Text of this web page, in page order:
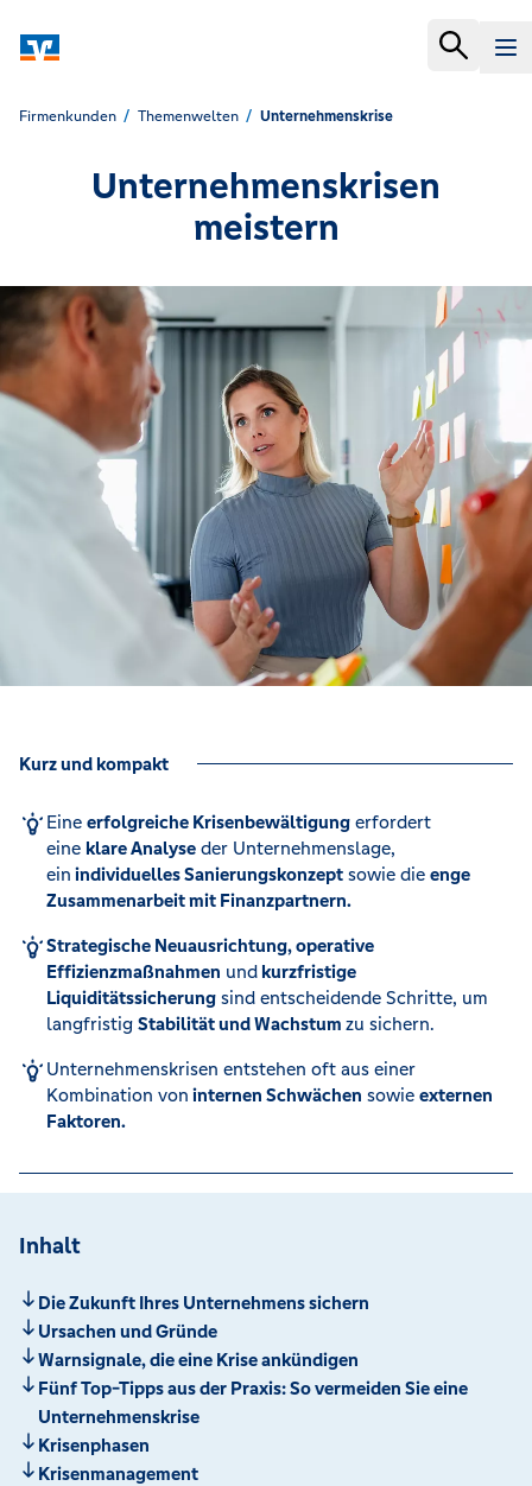
Firmenkunden Themenwelten Unternehmenskrise
Unternehmenskrisen
meistern
Kurz und kompakt
Eine erfolgreiche Krisenbewältigungerfordert
eine klare Analyseder Unternehmenslage,
ein individuelles Sanierungskonzeptsowie die enge
Zusammenarbeit mit Finanzpartnern.
Strategische Neuausrichtung, operative
Effizienzmaßnahmen undkurzfristige
Liquiditätssicherungsind entscheidende Schritte, um
langfristig Stabilität und Wachstum zu sichern.
Unternehmenskrisen entstehen oft aus einer
Kombination von internen Schwächen sowie externen
Faktoren.
Inhalt
Die Zukunft Ihres Unternehmens sichern
Ursachen und Gründe
Warnsignale, die eine Krise ankündigen
Fünf Top-Tipps aus der Praxis: So vermeiden Sie eine
Unternehmenskrise
Krisenphasen
Krisenmanagement